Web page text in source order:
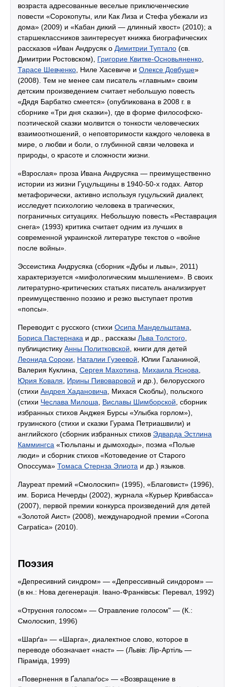
возраста адресованные веселые приключенческие
повести «Сорокопуты, или Как Лиза и Стефа убежали из
дома» (2009) и «Кабан дикий — длинный хвост» (2010); а
старшеклассников заинтересует книжка биографических
рассказов «Иван Андрусяк о Димитрии Туптало (св.
Димитрии Ростовском), Григорие Квитке-Основьяненко
Тарасе Шевченко , Ниле Хасевиче и Олексе Довбуше»
(2008). Тем не менее сам писатель «главным» своим
детским произведением считает небольшую повесть
«Дядя Барбатко смеется» (опубликована в 2008 г. в
сборнике «Три дня сказки»), где в форме философско-
поэтической сказки молвится о тонкости человеческих
взаимоотношений, о неповторимости каждого человека в
мире, о любви и боли, о глубинной связи человека и
природы, о красоте и сложности жизни.
«Взрослая» проза Ивана Андрусяка — преимущественно
истории из жизни Гуцульщины в 1940-50-х годах. Автор
метафорически, активно используя гуцульский диалект,
исследует психологию человека в трагических,
пограничных ситуациях. Небольшую повесть «Реставрация
снега» (1993) критика считает одним из лучших в
современной украинской литературе текстов о «войне
после войны».
Эссеистика Андрусяка (сборник «Дубы и львы», 2011)
характеризуется «мифологическим мышлением». В своих
литературно-критических статьях писатель анализирует
преимущественно поэзию и резко выступает против
«попсы».
Переводит с русского (стихи Осипа Мандельштама
Бориса Пастернака и др., рассказы Льва Толстого
публицистику Анны Политковской , книги для детей
Леонида Сороки
Наталии Гузеевой , Юлии Галаниной,
Валерия Куклина, Сергея Махотина Михаила Яснова
Юрия Коваля
Ирины Пивоваровой и др.), белорусского
(стихи Андрея Хадановича , Михася Скоблы), польского
(стихи Чеслава Милоша Виславы Шимборской , сборник
избранных стихов Анджея Бурсы «Улыбка горлом»),
грузинского (стихи и сказки Гурама Петриашвили) и
английского (сборник избранных стихов Эдварда Эстлина
Каммингса «Тюльпаны и дымоходы», поэма «Полые
люди» и сборник стихов «Котоведение от Старого
Опоссума» Томаса Стернза Элиота и др.) языков.
Лауреат премий «Смолоскип» (1995), «Благовист» (1996),
им. Бориса Нечерды (2002), журнала «Курьер Кривбасса»
(2007), первой премии конкурса произведений для детей
«Золотой Аист» (2008), международной премии «Corona
Carpatica» (2010).
Поэзия
«Депресивний синдром» — «Депрессивный синдором» —
(в кн.: Нова дегенерація. Івано-Франківськ: Перевал, 1992)
«Отруєння голосом» — Отравление голосом" — (К.:
Смолоскип, 1996)
«Шарґа» — «Шарга», диалектное слово, которое в
переводе обозначает «наст» — (Львів: Лір-Артіль —
Піраміда, 1999)
«Повернення в Ґалапаґос» — «Возвращение в